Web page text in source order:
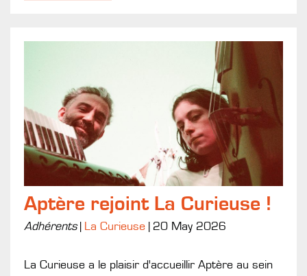
Aptère rejoint La Curieuse !
Adhérents La Curieuse 20 May 2026
La Curieuse a le plaisir d'accueillir Aptère au sein